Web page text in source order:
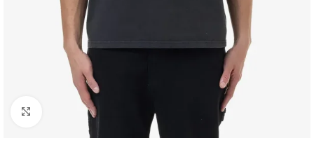
Click to enlarge